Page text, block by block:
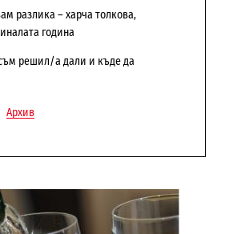
разлика – харча толкова,
година
решил/а дали и къде да
Архив